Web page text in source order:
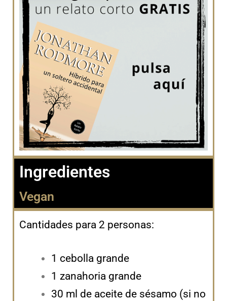
Ingredientes
Vegan
Cantidades para 2 personas:
1 cebolla grande
1 zanahoria grande
30 ml de aceite de sésamo (si no